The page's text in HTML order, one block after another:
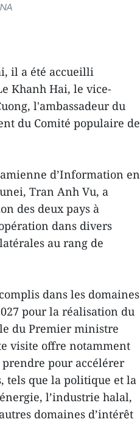
il a été accueilli
Khanh Hai, le vice-
l'ambassadeur du
du Comité populaire de
d’Information en
Tran Anh Vu, a
des deux pays à
dans divers
au rang de
dans les domaines
pour la réalisation du
du Premier ministre
visite offre notamment
prendre pour accélérer
tels que la politique et la
l’industrie halal,
domaines d’intérêt